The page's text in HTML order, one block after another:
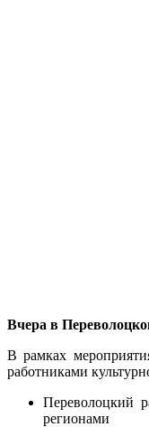
Вчера в
В рамках
работниками
Переволоцкий